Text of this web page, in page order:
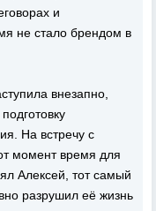
и
не стало брендом в
внезапно,
На встречу с
момент время для
Алексей, тот самый
разрушил её жизнь